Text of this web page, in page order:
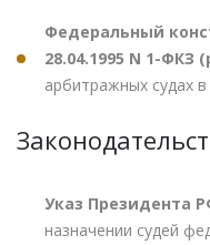
Федеральный
28.04.1995 N 1-ФКЗ
арбитражных судах
Указ Президента
назначении судей